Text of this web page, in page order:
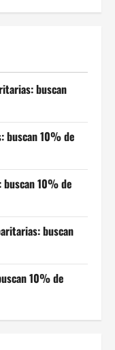
buscan
buscan 10% de
10% de
buscan
10% de